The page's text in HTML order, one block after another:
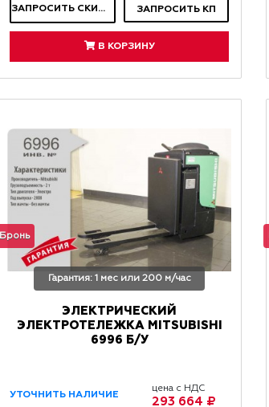
ЗАПРОСИТЬ СКИДКУ ЗАПРОСИТЬ КП
В КОРЗИНУ
Бронь
Гарантия: 1 мес или 200 м/час
ЭЛЕКТРИЧЕСКИЙ
ЭЛЕКТРОТЕЛЕЖКА MITSUBISHI
6996 Б/У
УТОЧНИТЬ НАЛИЧИЕ
цена с НДС
293 664 ₽